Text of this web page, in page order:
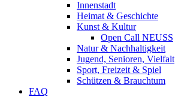
Innenstadt
Heimat & Geschichte
Kunst & Kultur
Open Call NEUSS
Natur & Nachhaltigkeit
Jugend, Senioren, Vielfalt
Sport, Freizeit & Spiel
Schützen & Brauchtum
FAQ